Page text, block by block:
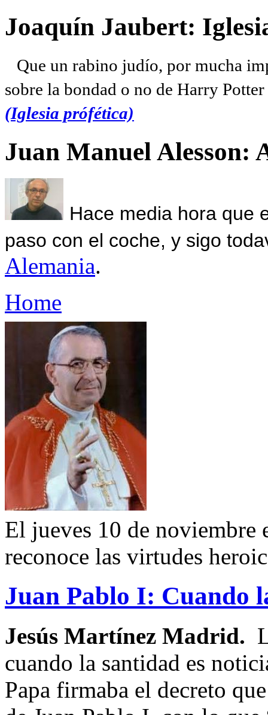
Joaquín Jaubert:
Que un rabino judío, por mucha
sobre la bondad o no de Harry
(Iglesia prófética)
Juan Manuel Alesson:
Hace media hora que
paso con el coche, y sigo
Alemania.
Home
El jueves 10 de noviembre
reconoce las virtudes
Juan Pablo I: Cuando
Jesús Martínez Madrid.
cuando la santidad es
Papa firmaba el decreto